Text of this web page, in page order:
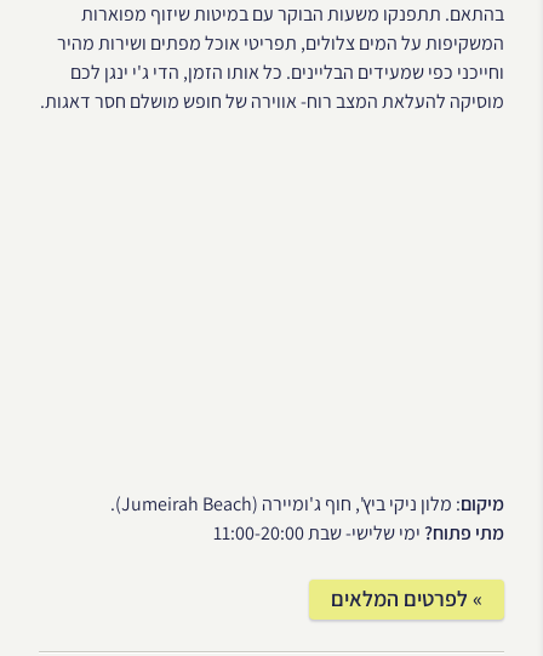
בהתאם. תתפנקו משעות הבוקר עם במיטות שיזוף מפוארות
המשקיפות על המים צלולים, תפריטי אוכל מפתים ושירות מהיר
וחייכני כפי שמעידים הבליינים. כל אותו הזמן, הדי ג'י ינגן לכם
מוסיקה להעלאת המצב רוח- אווירה של חופש מושלם חסר דאגות.
מיקום: מלון ניקי ביץ', חוף ג'ומיירה (Jumeirah Beach).
מתי פתוח?ימי שלישי- שבת 11:00-20:00
» לפרטים המלאים